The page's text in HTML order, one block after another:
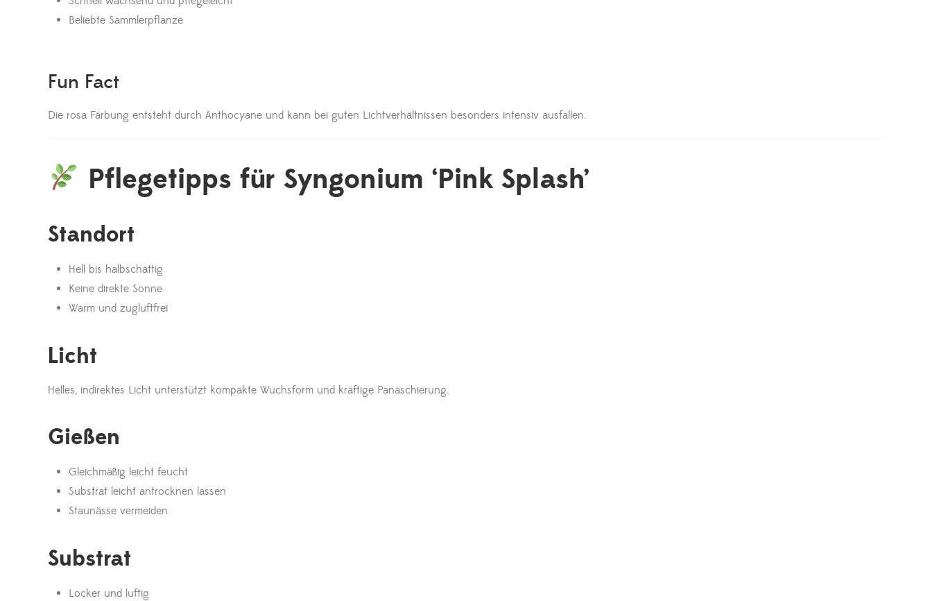
Beliebte Sammlerpflanze
Fun Fact
Die rosa Färbung entsteht durch Anthocyane und kann bei guten Lichtverhältnissen besonders intensiv ausfallen.
Pflegetipps für Syngonium ‘Pink Splash’
Standort
Hell bis halbschattig
Keine direkte Sonne
Warm und zugluftfrei
Licht
Helles, indirektes Licht unterstützt kompakte Wuchsform und kräftige Panaschierung.
Gießen
Gleichmäßig leicht feucht
Substrat leicht antrocknen lassen
Staunässe vermeiden
Substrat
Locker und luftig